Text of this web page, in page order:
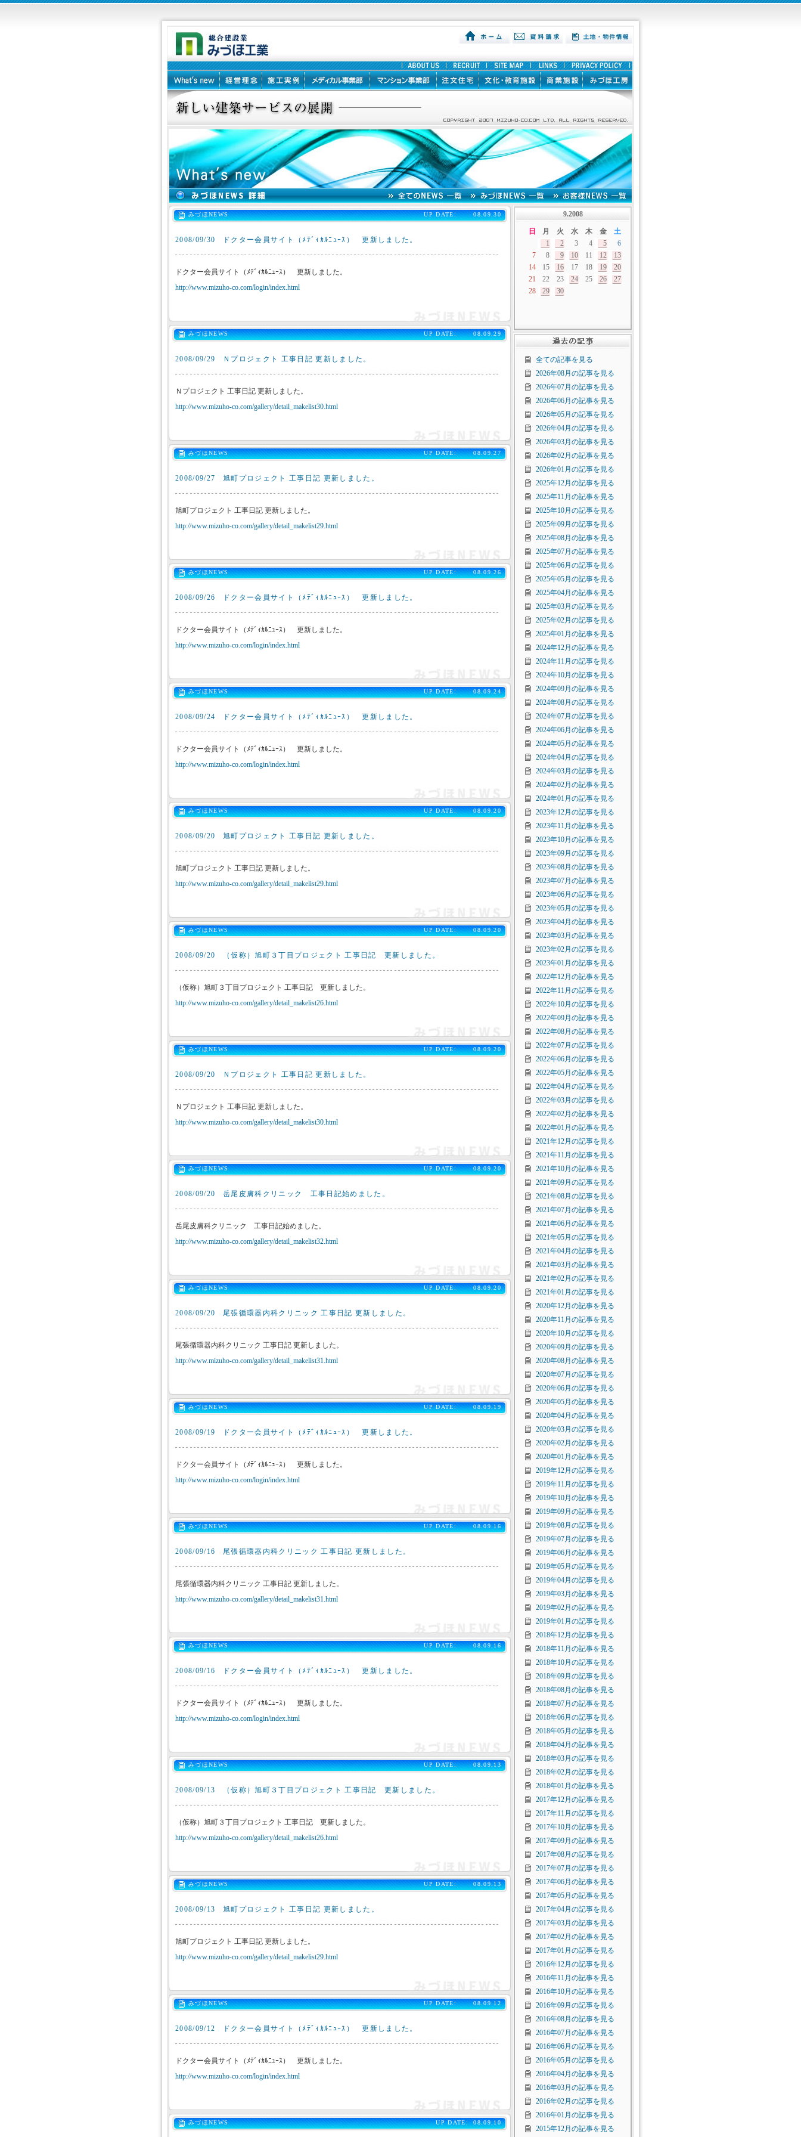
みづほNEWS UP DATE: 08.09.30
2008/09/30 ドクター会員サイト（ﾒﾃﾞｨｶﾙﾆｭｰｽ） 更新しました。
ドクター会員サイト（ﾒﾃﾞｨｶﾙﾆｭｰｽ） 更新しました。
http://www.mizuho-co.com/login/index.html
みづほNEWS UP DATE: 08.09.29
2008/09/29 Ｎプロジェクト 工事日記 更新しました。
Ｎプロジェクト 工事日記 更新しました。
http://www.mizuho-co.com/gallery/detail_makelist30.html
みづほNEWS UP DATE: 08.09.27
2008/09/27 旭町プロジェクト 工事日記 更新しました。
旭町プロジェクト 工事日記 更新しました。
http://www.mizuho-co.com/gallery/detail_makelist29.html
みづほNEWS UP DATE: 08.09.26
2008/09/26 ドクター会員サイト（ﾒﾃﾞｨｶﾙﾆｭｰｽ） 更新しました。
ドクター会員サイト（ﾒﾃﾞｨｶﾙﾆｭｰｽ） 更新しました。
http://www.mizuho-co.com/login/index.html
みづほNEWS UP DATE: 08.09.24
2008/09/24 ドクター会員サイト（ﾒﾃﾞｨｶﾙﾆｭｰｽ） 更新しました。
ドクター会員サイト（ﾒﾃﾞｨｶﾙﾆｭｰｽ） 更新しました。
http://www.mizuho-co.com/login/index.html
みづほNEWS UP DATE: 08.09.20
2008/09/20 旭町プロジェクト 工事日記 更新しました。
旭町プロジェクト 工事日記 更新しました。
http://www.mizuho-co.com/gallery/detail_makelist29.html
みづほNEWS UP DATE: 08.09.20
2008/09/20 （仮称）旭町３丁目プロジェクト 工事日記 更新しました。
（仮称）旭町３丁目プロジェクト 工事日記 更新しました。
http://www.mizuho-co.com/gallery/detail_makelist26.html
みづほNEWS UP DATE: 08.09.20
2008/09/20 Ｎプロジェクト 工事日記 更新しました。
Ｎプロジェクト 工事日記 更新しました。
http://www.mizuho-co.com/gallery/detail_makelist30.html
みづほNEWS UP DATE: 08.09.20
2008/09/20 岳尾皮膚科クリニック 工事日記始めました。
岳尾皮膚科クリニック 工事日記始めました。
http://www.mizuho-co.com/gallery/detail_makelist32.html
みづほNEWS UP DATE: 08.09.20
2008/09/20 尾張循環器内科クリニック 工事日記 更新しました。
尾張循環器内科クリニック 工事日記 更新しました。
http://www.mizuho-co.com/gallery/detail_makelist31.html
みづほNEWS UP DATE: 08.09.19
2008/09/19 ドクター会員サイト（ﾒﾃﾞｨｶﾙﾆｭｰｽ） 更新しました。
ドクター会員サイト（ﾒﾃﾞｨｶﾙﾆｭｰｽ） 更新しました。
http://www.mizuho-co.com/login/index.html
みづほNEWS UP DATE: 08.09.16
2008/09/16 尾張循環器内科クリニック 工事日記 更新しました。
尾張循環器内科クリニック 工事日記 更新しました。
http://www.mizuho-co.com/gallery/detail_makelist31.html
みづほNEWS UP DATE: 08.09.16
2008/09/16 ドクター会員サイト（ﾒﾃﾞｨｶﾙﾆｭｰｽ） 更新しました。
ドクター会員サイト（ﾒﾃﾞｨｶﾙﾆｭｰｽ） 更新しました。
http://www.mizuho-co.com/login/index.html
みづほNEWS UP DATE: 08.09.13
2008/09/13 （仮称）旭町３丁目プロジェクト 工事日記 更新しました。
（仮称）旭町３丁目プロジェクト 工事日記 更新しました。
http://www.mizuho-co.com/gallery/detail_makelist26.html
みづほNEWS UP DATE: 08.09.13
2008/09/13 旭町プロジェクト 工事日記 更新しました。
旭町プロジェクト 工事日記 更新しました。
http://www.mizuho-co.com/gallery/detail_makelist29.html
みづほNEWS UP DATE: 08.09.12
2008/09/12 ドクター会員サイト（ﾒﾃﾞｨｶﾙﾆｭｰｽ） 更新しました。
ドクター会員サイト（ﾒﾃﾞｨｶﾙﾆｭｰｽ） 更新しました。
http://www.mizuho-co.com/login/index.html
みづほNEWS UP DATE: 08.09.10
9.2008
日 月 火 水 木 金
土
1
2 3 4 5
6
7
8 9 10 11 12
13
14
15 16 17 18 19
20
21
22 23 24 25 26
27
28
29 30
全ての記事を見る
2026年08月の記事を見る
2026年07月の記事を見る
2026年06月の記事を見る
2026年05月の記事を見る
2026年04月の記事を見る
2026年03月の記事を見る
2026年02月の記事を見る
2026年01月の記事を見る
2025年12月の記事を見る
2025年11月の記事を見る
2025年10月の記事を見る
2025年09月の記事を見る
2025年08月の記事を見る
2025年07月の記事を見る
2025年06月の記事を見る
2025年05月の記事を見る
2025年04月の記事を見る
2025年03月の記事を見る
2025年02月の記事を見る
2025年01月の記事を見る
2024年12月の記事を見る
2024年11月の記事を見る
2024年10月の記事を見る
2024年09月の記事を見る
2024年08月の記事を見る
2024年07月の記事を見る
2024年06月の記事を見る
2024年05月の記事を見る
2024年04月の記事を見る
2024年03月の記事を見る
2024年02月の記事を見る
2024年01月の記事を見る
2023年12月の記事を見る
2023年11月の記事を見る
2023年10月の記事を見る
2023年09月の記事を見る
2023年08月の記事を見る
2023年07月の記事を見る
2023年06月の記事を見る
2023年05月の記事を見る
2023年04月の記事を見る
2023年03月の記事を見る
2023年02月の記事を見る
2023年01月の記事を見る
2022年12月の記事を見る
2022年11月の記事を見る
2022年10月の記事を見る
2022年09月の記事を見る
2022年08月の記事を見る
2022年07月の記事を見る
2022年06月の記事を見る
2022年05月の記事を見る
2022年04月の記事を見る
2022年03月の記事を見る
2022年02月の記事を見る
2022年01月の記事を見る
2021年12月の記事を見る
2021年11月の記事を見る
2021年10月の記事を見る
2021年09月の記事を見る
2021年08月の記事を見る
2021年07月の記事を見る
2021年06月の記事を見る
2021年05月の記事を見る
2021年04月の記事を見る
2021年03月の記事を見る
2021年02月の記事を見る
2021年01月の記事を見る
2020年12月の記事を見る
2020年11月の記事を見る
2020年10月の記事を見る
2020年09月の記事を見る
2020年08月の記事を見る
2020年07月の記事を見る
2020年06月の記事を見る
2020年05月の記事を見る
2020年04月の記事を見る
2020年03月の記事を見る
2020年02月の記事を見る
2020年01月の記事を見る
2019年12月の記事を見る
2019年11月の記事を見る
2019年10月の記事を見る
2019年09月の記事を見る
2019年08月の記事を見る
2019年07月の記事を見る
2019年06月の記事を見る
2019年05月の記事を見る
2019年04月の記事を見る
2019年03月の記事を見る
2019年02月の記事を見る
2019年01月の記事を見る
2018年12月の記事を見る
2018年11月の記事を見る
2018年10月の記事を見る
2018年09月の記事を見る
2018年08月の記事を見る
2018年07月の記事を見る
2018年06月の記事を見る
2018年05月の記事を見る
2018年04月の記事を見る
2018年03月の記事を見る
2018年02月の記事を見る
2018年01月の記事を見る
2017年12月の記事を見る
2017年11月の記事を見る
2017年10月の記事を見る
2017年09月の記事を見る
2017年08月の記事を見る
2017年07月の記事を見る
2017年06月の記事を見る
2017年05月の記事を見る
2017年04月の記事を見る
2017年03月の記事を見る
2017年02月の記事を見る
2017年01月の記事を見る
2016年12月の記事を見る
2016年11月の記事を見る
2016年10月の記事を見る
2016年09月の記事を見る
2016年08月の記事を見る
2016年07月の記事を見る
2016年06月の記事を見る
2016年05月の記事を見る
2016年04月の記事を見る
2016年03月の記事を見る
2016年02月の記事を見る
2016年01月の記事を見る
2015年12月の記事を見る